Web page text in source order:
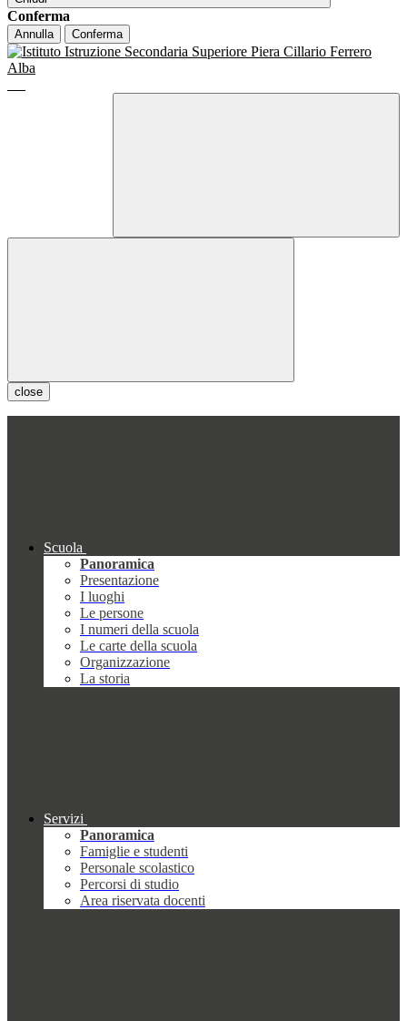
Conferma
Annulla Conferma
close
Scuola
Panoramica
Presentazione
I luoghi
Le persone
I numeri della scuola
Le carte della scuola
Organizzazione
La storia
Servizi
Panoramica
Famiglie e studenti
Personale scolastico
Percorsi di studio
Area riservata docenti